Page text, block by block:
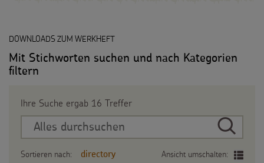
Testamentsspende
FAQ Spenden
DOWNLOADS ZUM WERKHEFT
Mit Stichworten suchen und nach Kategorien
filtern
Ihre Suche ergab 16 Treffer
Sortieren nach: directory Ansicht umschalten: